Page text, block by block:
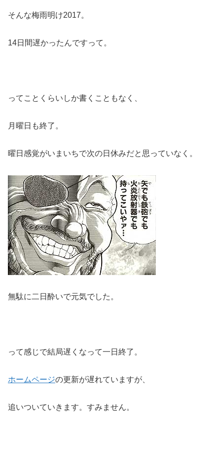
そんな梅雨明け2017。
14日間遅かったんですって。
ってことくらいしか書くこともなく、
月曜日も終了。
曜日感覚がいまいちで次の日休みだと思っていなく。
無駄に二日酔いで元気でした。
って感じで結局遅くなって一日終了。
ホームページの更新が遅れていますが、
追いついていきます。すみません。